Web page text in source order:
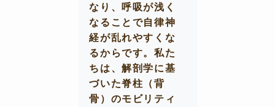
なり、呼吸が浅く
なることで自律神
経が乱れやすくな
るからです。私た
ちは、解剖学に基
づいた脊柱（背
骨）のモビリティ